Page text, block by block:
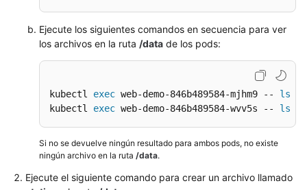
Ejecute los siguientes comandos en secuencia para ver
los archivos en la ruta /data de los pods:
kubectl exec web-demo-846b489584-mjhm9 -- ls
kubectl exec web-demo-846b489584-wvv5s -- ls
Si no se devuelve ningún resultado para ambos pods, no existe
ningún archivo en la ruta /data.
Ejecute el siguiente comando para crear un archivo llamado